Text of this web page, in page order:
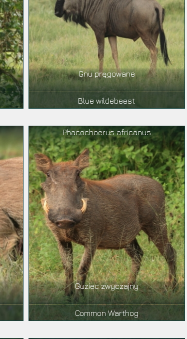
Gnu pręgowane
Blue wildebeest
Phacochoerus africanus
Guziec zwyczajny
Common Warthog